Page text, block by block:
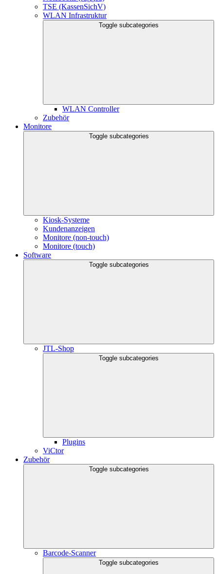
TSE (KassenSichV)
WLAN Infrastruktur
Toggle subcategories
WLAN Controller
Zubehör
Monitore
Toggle subcategories
Kiosk-Systeme
Kundenanzeigen
Monitore (non-touch)
Monitore (touch)
Software
Toggle subcategories
JTL-Shop
Toggle subcategories
Plugins
ViCtor
Zubehör
Toggle subcategories
Barcode-Scanner
Toggle subcategories